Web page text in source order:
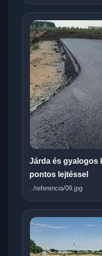
Járda és gyalogos
pontos lejtéssel
../referencia/09.jpg